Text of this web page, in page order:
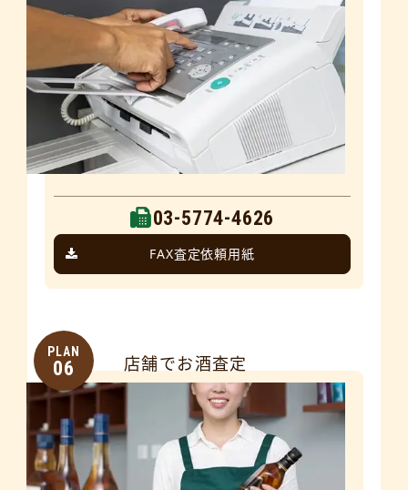
03-5774-4626
FAX査定依頼用紙
PLAN
06 店舗でお酒査定